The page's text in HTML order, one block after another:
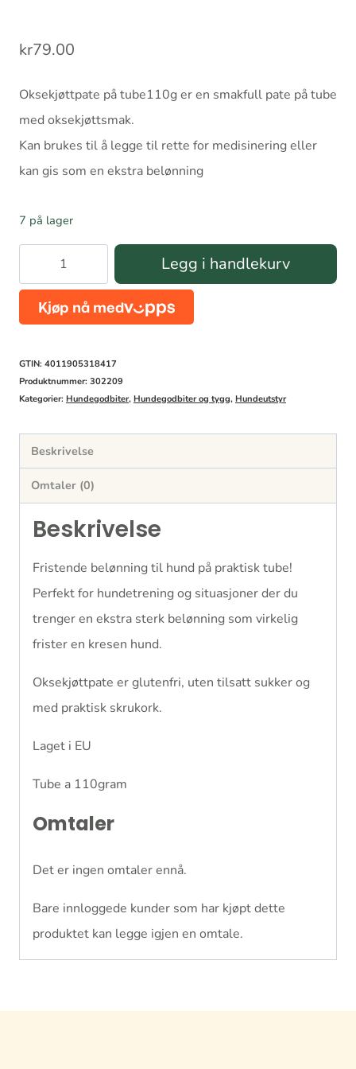
kr79.00
Oksekjøttpate på tube110g er en smakfull pate på tube
med oksekjøttsmak.
Kan brukes til å legge til rette for medisinering eller
kan gis som en ekstra belønning
7 på lager
Oksekjøttpate
på
tube110g
Legg i handlekurv
GTIN: 4011905318417
Produktnummer: 302209
Kategorier: Hundegodbiter, Hundegodbiter og tygg, Hundeutstyr
Beskrivelse
Omtaler (0)
Beskrivelse
Fristende belønning til hund på praktisk tube!
Perfekt for hundetrening og situasjoner der du
trenger en ekstra sterk belønning som virkelig
frister en kresen hund.
Oksekjøttpate er glutenfri, uten tilsatt sukker og
med praktisk skrukork.
Laget i EU
Tube a 110gram
Omtaler
Det er ingen omtaler ennå.
Bare innloggede kunder som har kjøpt dette
produktet kan legge igjen en omtale.